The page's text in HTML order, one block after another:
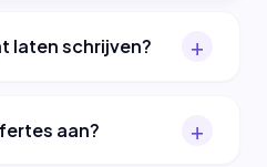
laten schrijven?
aan?